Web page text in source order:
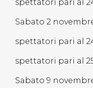
spettatori pari al
Sabato 2
spettatori pari al
spettatori pari al
Sabato 9